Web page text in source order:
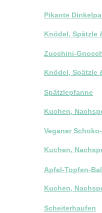
Pikante
Knödel, Spätzle
Zucchini-
Knödel, Spätzle
Spätzlepfanne
Kuchen,
Veganer
Kuchen,
Apfel-Topfen-
Kuchen,
Scheiterhaufen